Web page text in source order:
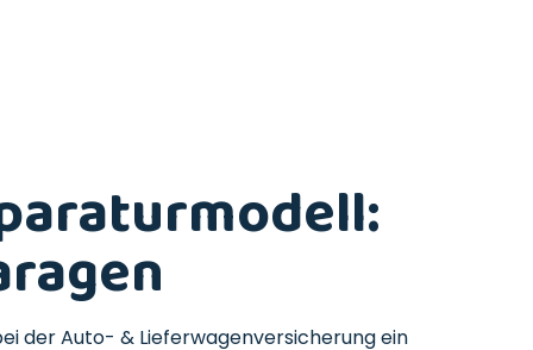
der Auto- & Lieferwagenversicherung ein